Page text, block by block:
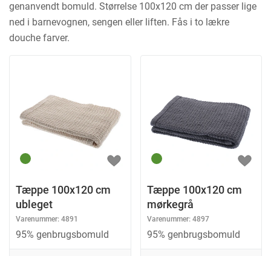
genanvendt bomuld. Størrelse 100x120 cm der passer lige
ned i barnevognen, sengen eller liften. Fås i to lækre
douche farver.
Tæppe 100x120 cm
ubleget
Varenummer: 4891
95% genbrugsbomuld
Tæppe 100x120 cm
mørkegrå
Varenummer: 4897
95% genbrugsbomuld